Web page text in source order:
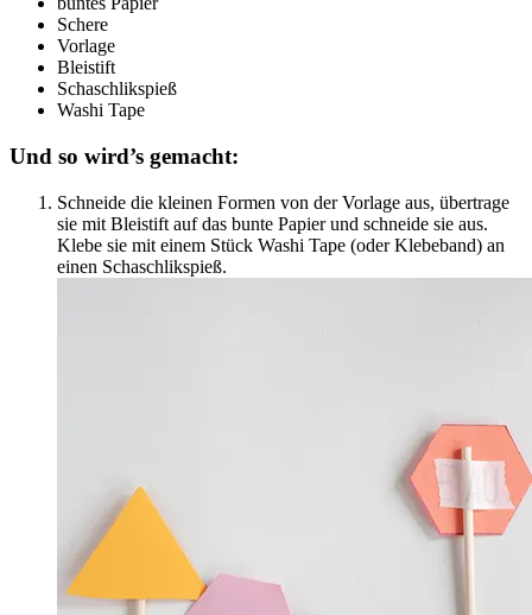
Schere
Vorlage
Bleistift
Schaschlikspieß
Washi Tape
Und so wird’s gemacht:
Schneide die kleinen Formen von der Vorlage aus, übertrage
sie mit Bleistift auf das bunte Papier und schneide sie aus.
Klebe sie mit einem Stück Washi Tape (oder Klebeband) an
einen Schaschlikspieß.